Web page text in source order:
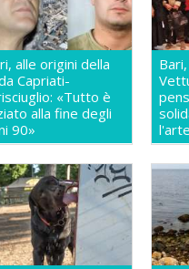
alle origini della
Capriati-
«Tutto è
alla fine degli
90»